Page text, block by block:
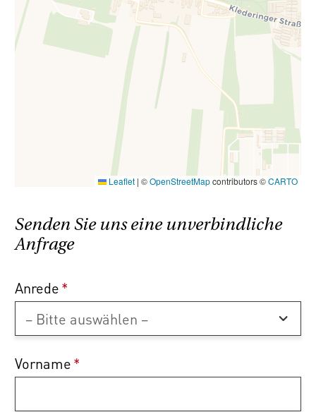
Leaflet | ©OpenStreetMapcontributors ©CARTO
Senden Sie uns eine unverbindliche
Anfrage
Anrede*
Vorname*